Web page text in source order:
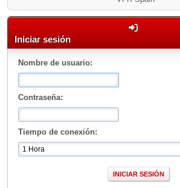
Iniciar sesión
Nombre de usuario:
Contraseña:
Tiempo de conexión: